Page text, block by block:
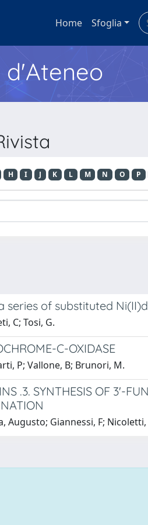
Home Sfoglia
H I J K L M N O P
series of substituted
C; Tosi, G.
C-OXIDASE
P; Vallone, B; Brunori, M.
.3. SYNTHESIS OF 3'-
Augusto; Giannessi, F; Nicoletti,